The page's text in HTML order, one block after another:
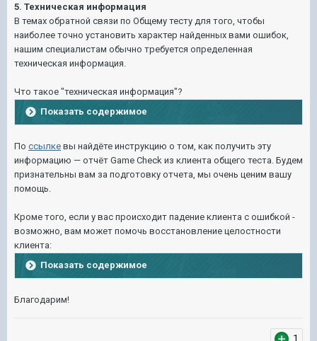
5. Техническая информация
В темах обратной связи по Общему тесту для того, чтобы
наиболее точно установить характер найденных вами ошибок,
нашим специалистам обычно требуется определенная
техническая информация.
Что такое "техническая информация"?
Показать содержимое
По ссылке вы найдёте инструкцию о том, как получить эту
информацию — отчёт Game Check из клиента общего теста. Будем
признательны вам за подготовку отчета, мы очень ценим вашу
помощь.
Кроме того, если у вас происходит падение клиента с ошибкой -
возможно, вам может помочь восстановление целостности
клиен та:
Показать содержимое
Благодарим!
1